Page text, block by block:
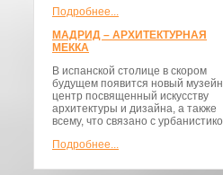
Подробнее...
МАДРИД – АРХИТЕКТУРНАЯ
МЕККА
В испанской столице в скором
будущем появится новый
центр посвященный искусству
архитектуры и дизайна, а также
всему, что связано с
Подробнее...